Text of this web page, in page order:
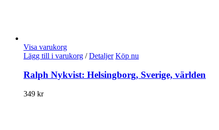
Visa varukorg
Lägg till i varukorg / Detaljer Köp nu
Ralph Nykvist: Helsingborg, Sverige, världen
349 kr